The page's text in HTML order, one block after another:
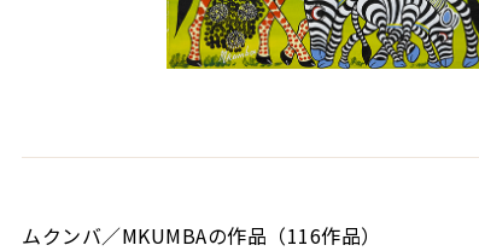
ムクンバ／MKUMBAの作品（116作品）